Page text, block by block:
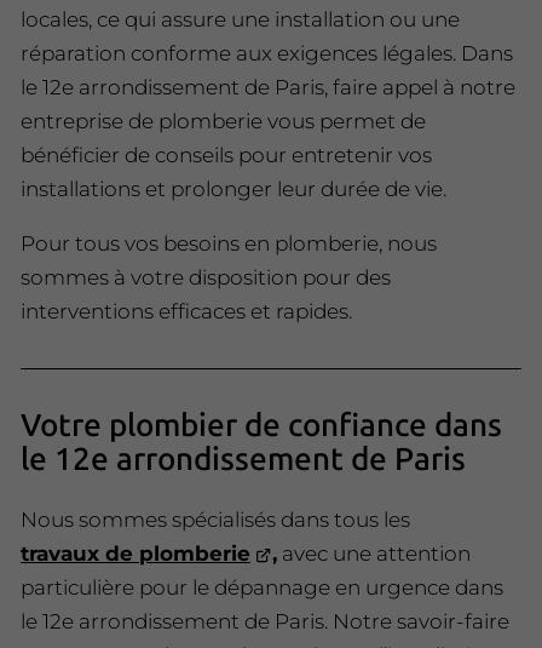
locales, ce qui assure une installation ou une
réparation conforme aux exigences légales. Dans
le 12e arrondissement de Paris, faire appel à notre
entreprise de plomberie vous permet de
bénéficier de conseils pour entretenir vos
installations et prolonger leur durée de vie.
Pour tous vos besoins en plomberie, nous
sommes à votre disposition pour des
interventions efficaces et rapides.
Votre plombier de confiance dans
le 12e arrondissement de Paris
Nous sommes spécialisés dans tous les
travaux de plomberie
, avec une attention
particulière pour le dépannage en urgence dans
le 12e arrondissement de Paris. Notre savoir-faire